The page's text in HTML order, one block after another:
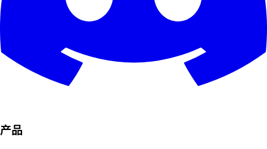
产品